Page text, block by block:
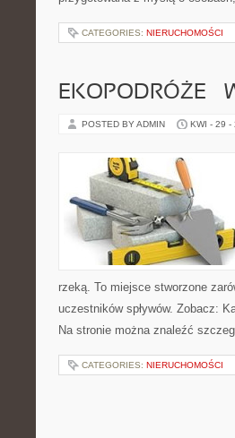
CATEGORIES: NIERUCHOMOŚCI
EKOPODRÓŻE –
POSTED BY ADMIN KWI - 29 -
rzeką. To miejsce stworzone
uczestników spływów. Zobacz:
Na stronie można znaleźć
CATEGORIES: NIERUCHOMOŚCI